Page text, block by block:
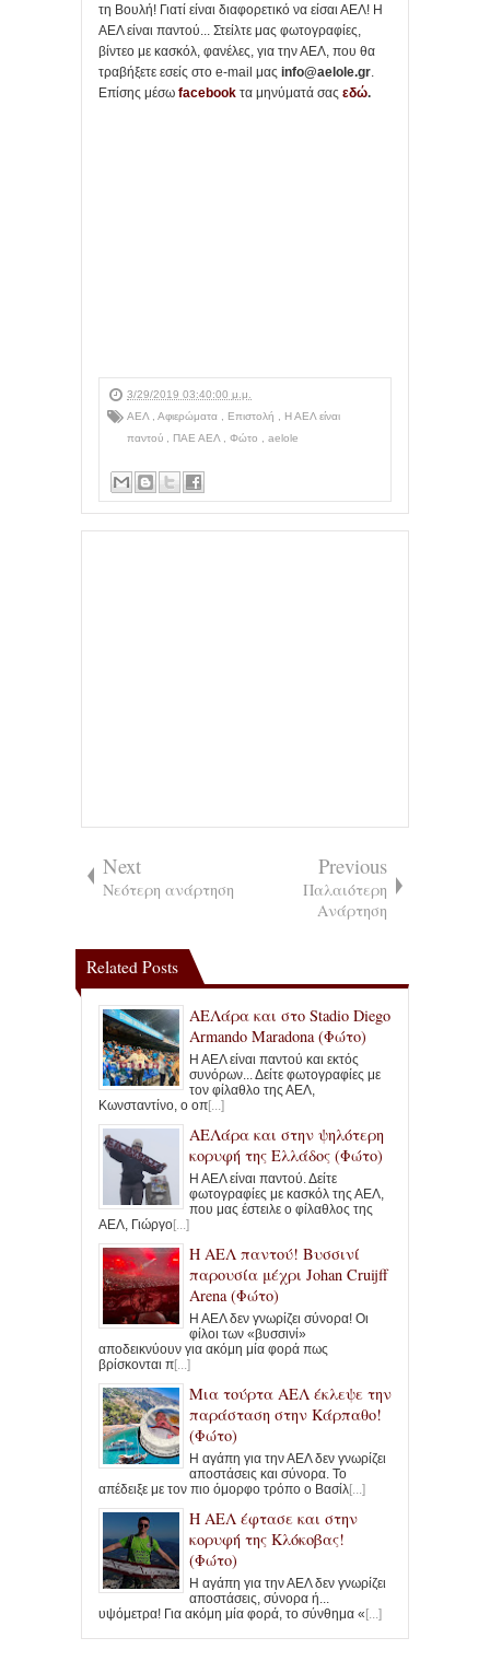
τη Βουλή! Γιατί είναι διαφορετικό να είσαι ΑΕΛ! Η
ΑΕΛ είναι παντού... Στείλτε μας φωτογραφίες,
βίντεο με κασκόλ, φανέλες, για την ΑΕΛ, που θα
τραβήξετε εσείς στο e-mail μας info@aelole.gr
Επίσης μέσω facebook τα μηνύματά σας εδώ.
3/29/2019 03:40:00 μ.μ.
ΑΕΛ
Αφιερώματα Επιστολή
Η ΑΕΛ είναι
παντού
ΠΑΕ ΑΕΛ Φώτο aelole
Next
Νεότερη ανάρτηση
Previous
Παλαιότερη
Ανάρτηση
Related Posts
ΑΕΛάρα και στο Stadio Diego
Armando Maradona (Φώτο)
Η ΑΕΛ είναι παντού και εκτός
συνόρων... Δείτε φωτογραφίες με
τον φίλαθλο της ΑΕΛ,
Κωνσταντίνο, ο οπ[...]
ΑΕΛάρα και στην ψηλότερη
κορυφή της Ελλάδος (Φώτο)
Η ΑΕΛ είναι παντού. Δείτε
φωτογραφίες με κασκόλ της ΑΕΛ,
που μας έστειλε ο φίλαθλος της
ΑΕΛ, Γιώργο[...]
Η ΑΕΛ παντού! Βυσσινί
παρουσία μέχρι Johan Cruijff
Arena (Φώτο)
Η ΑΕΛ δεν γνωρίζει σύνορα! Οι
φίλοι των «βυσσινί»
αποδεικνύουν για ακόμη μία φορά πως
βρίσκονται π[...]
Μια τούρτα ΑΕΛ έκλεψε την
παράσταση στην Κάρπαθο!
(Φώτο)
Η αγάπη για την ΑΕΛ δεν γνωρίζει
αποστάσεις και σύνορα. Το
απέδειξε με τον πιο όμορφο τρόπο ο Βασίλ[...]
Η ΑΕΛ έφτασε και στην
κορυφή της Κλόκοβας!
(Φώτο)
Η αγάπη για την ΑΕΛ δεν γνωρίζει
αποστάσεις, σύνορα ή...
υψόμετρα! Για ακόμη μία φορά, το σύνθημα «[...]